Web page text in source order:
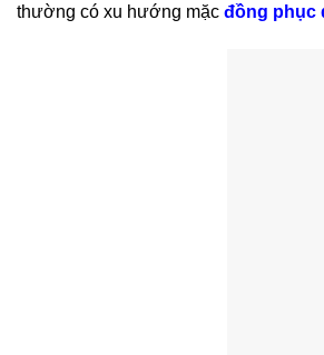
thường có xu hướng mặc đồng phục